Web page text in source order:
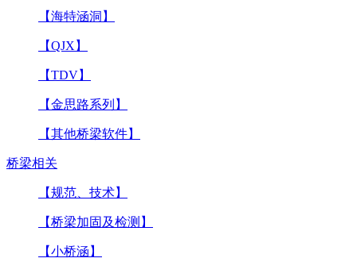
【海特涵洞】
【QJX】
【TDV】
【金思路系列】
【其他桥梁软件】
桥梁相关
【规范、技术】
【桥梁加固及检测】
【小桥涵】